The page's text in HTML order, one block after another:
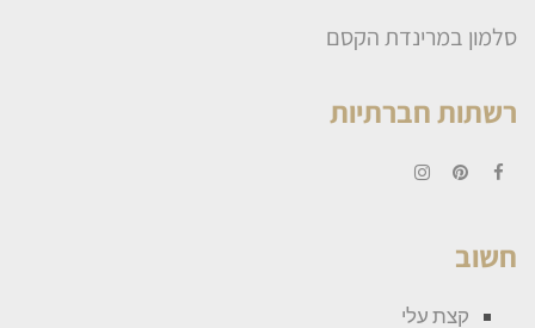
סלמון במרינדת הקסם
רשתות חברתיות
חשוב
קצת עלי